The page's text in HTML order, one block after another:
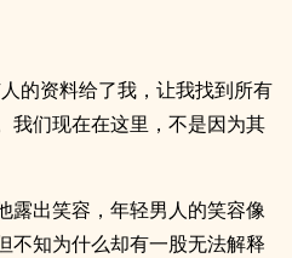
的资料给了我，让我找到所有
我们现在在这里，不是因为其
露出笑容，年轻男人的笑容像
不知为什么却有一股无法解释